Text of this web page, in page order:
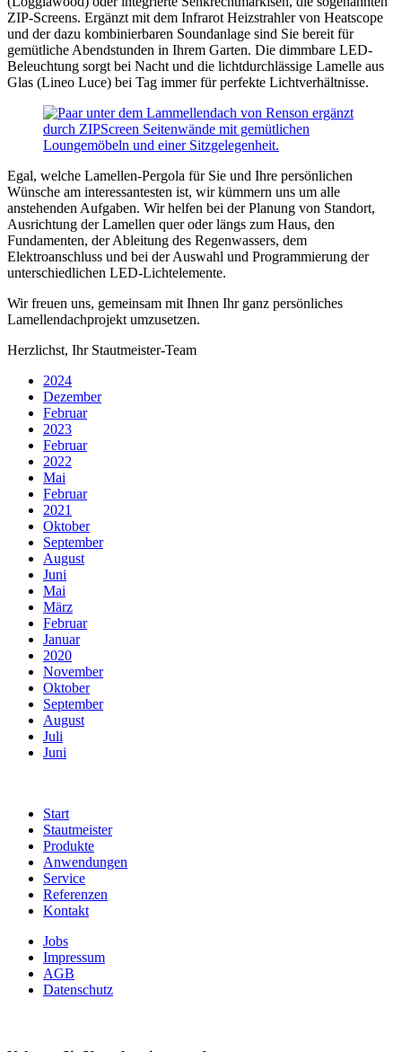
ZIP-Screens. Ergänzt mit dem Infrarot Heizstrahler von Heatscope
und der dazu kombinierbaren Soundanlage sind Sie bereit für
gemütliche Abendstunden in Ihrem Garten. Die dimmbare LED-
Beleuchtung sorgt bei Nacht und die lichtdurchlässige Lamelle aus
Glas (Lineo Luce) bei Tag immer für perfekte Lichtverhältnisse.
Egal, welche Lamellen-Pergola für Sie und Ihre persönlichen
Wünsche am interessantesten ist, wir kümmern uns um alle
anstehenden Aufgaben. Wir helfen bei der Planung von Standort,
Ausrichtung der Lamellen quer oder längs zum Haus, den
Fundamenten, der Ableitung des Regenwassers, dem
Elektroanschluss und bei der Auswahl und Programmierung der
unterschiedlichen LED-Lichtelemente.
Wir freuen uns, gemeinsam mit Ihnen Ihr ganz persönliches
Lamellendachprojekt umzusetzen.
Herzlichst, Ihr Stautmeister-Team
2024
Dezember
Februar
2023
Februar
2022
Mai
Februar
2021
Oktober
September
August
Juni
Mai
März
Februar
Januar
2020
November
Oktober
September
August
Juli
Juni
Start
Stautmeister
Produkte
Anwendungen
Service
Referenzen
Kontakt
Jobs
Impressum
AGB
Datenschutz